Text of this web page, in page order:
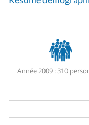
Année 2009 :310